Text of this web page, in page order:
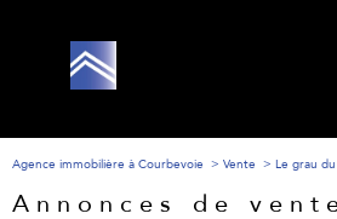
Agence immobilière à Courbevoie Vente Le grau
Annonces de